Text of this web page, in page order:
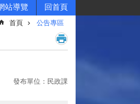
站導覽 回首頁
首頁 公告專區
發布單位：民政課